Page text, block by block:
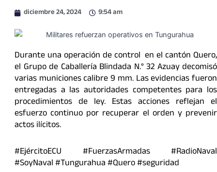
diciembre 24, 2024 9:54 am
Durante una operación de control en el cantón Quero,
el Grupo de Caballería Blindada N.° 32 Azuay decomisó
varias municiones calibre 9 mm. Las evidencias fueron
entregadas a las autoridades competentes para los
procedimientos de ley. Estas acciones reflejan el
esfuerzo continuo por recuperar el orden y prevenir
actos ilícitos.
#EjércitoECU #FuerzasArmadas #RadioNaval
#SoyNaval #Tungurahua #Quero #seguridad